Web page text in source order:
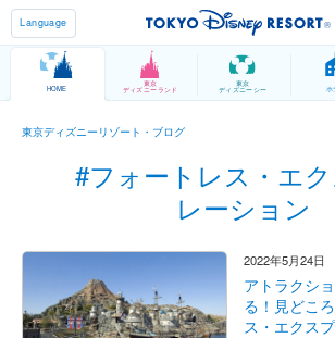
Language
HOME
東京
ディズニーランド
東京
ディズニーシー ホ
東京ディズニーリゾート・ブログ
#フォートレス・エ
レーション
2022年5月24日
アトラクシ
る！見どこ
ス・エクス